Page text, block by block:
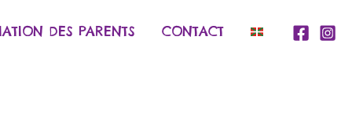
DES PARENTS CONTACT